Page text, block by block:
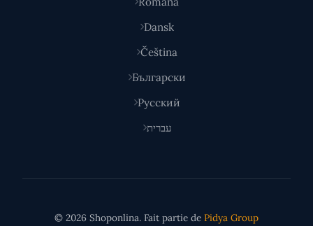
Dansk
Čeština
Български
Русский
עברית
© 2026 Shoponlina. Fait partie de Pidya Group